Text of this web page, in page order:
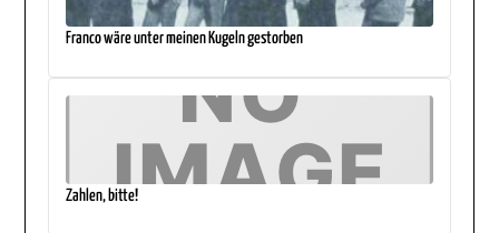
Franco wäre unter meinen Kugeln gestorben
Zahlen, bitte!